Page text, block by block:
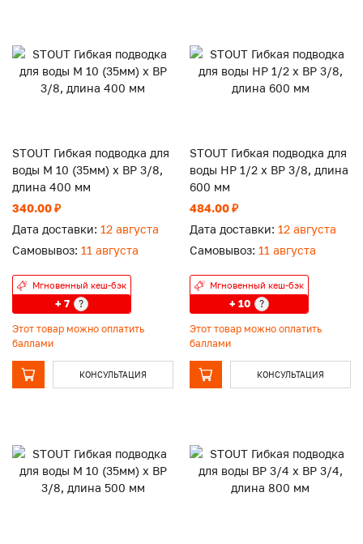
STOUT Гибкая подводка для
воды M 10 (35мм) х ВР 3/8,
длина 400 мм
340.00 ₽
Дата доставки: 12 августа
Самовывоз: 11 августа
Мгновенный кеш-бэк
+ 7 ?
Этот товар можно оплатить
баллами
КОНСУЛЬТАЦИЯ
STOUT Гибкая подводка для
воды НР 1/2 х ВР 3/8, длина
600 мм
484.00 ₽
Дата доставки: 12 августа
Самовывоз: 11 августа
Мгновенный кеш-бэк
+ 10 ?
Этот товар можно оплатить
баллами
КОНСУЛЬТАЦИЯ